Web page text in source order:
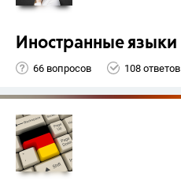
Иностранные языки
66 вопросов 108 ответов